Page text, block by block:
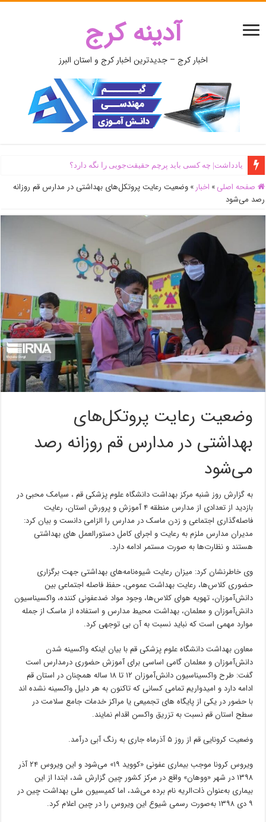
آدینه کرج
اخبار کرج – جدیدترین اخبار کرج و استان البرز
یادداشت| ‌چه کسی باید پرچم حقیقت‌جویی را نگه دارد؟
صفحه اصلی » اخبار » وضعیت رعایت پروتکل‌های بهداشتی در مدارس قم روزانه
رصد می‌شود
وضعیت رعایت پروتکل‌های
بهداشتی در مدارس قم روزانه رصد
می‌شود
به گزارش روز شنبه مرکز بهداشت دانشگاه علوم پزشکی قم ، سیامک محبی در
بازدید از تعدادی از مدارس منطقه ۴ آموزش و پرورش استان، رعایت
فاصله‌گذاری اجتماعی و زدن ماسک در مدارس را الزامی دانست و بیان کرد:
مدیران مدارس ملزم به رعایت و اجرای کامل دستورالعمل های بهداشتی
هستند و نظارت‌ها به صورت مستمر ادامه دارد.
وی خاطرنشان کرد: میزان رعایت شیوه‌نامه‌های بهداشتی جهت برگزاری
حضوری کلاس‌ها، رعایت بهداشت عمومی، حفظ فاصله اجتماعی بین
دانش‌آموزان، تهویه هوای کلاس‌ها، وجود مواد ضدعفونی کننده، واکسیناسیون
دانش‌آموزان و معلمان، بهداشت محیط مدارس و استفاده از ماسک از جمله
موارد مهمی است که نباید نسبت به آن بی توجهی کرد.
معاون بهداشت دانشگاه علوم پزشکی قم با بیان اینکه واکسینه شدن
دانش‌آموزان و معلمان گامی اساسی برای آموزش حضوری درمدارس است
گفت: طرح واکسیناسیون دانش‌آموزان ۱۲ تا ۱۸ ساله همچنان در استان قم
ادامه دارد و امیدواریم تمامی کسانی که تاکنون به هر دلیل واکسینه نشده اند
با حضور در یکی از پایگاه های تجمیعی یا مراکز خدمات جامع سلامت در
سطح استان قم نسبت به تزریق واکسن اقدام نمایند.
وضعیت کرونایی قم از روز ۵ آذرماه جاری به رنگ آبی درآمد.
ویروس کرونا موجب بیماری عفونی «کووید ۱۹» می‌شود و این ویروس ۲۴ آذر
۱۳۹۸ در شهر «ووهان» واقع در مرکز کشور چین گزارش شد، ابتدا از این
بیماری به‌عنوان ذات‌الریه نام ‌برده می‌شد، اما کمیسیون ملی بهداشت چین در
۹ دی ۱۳۹۸ به‌صورت رسمی شیوع این ویروس را در چین اعلام کرد.